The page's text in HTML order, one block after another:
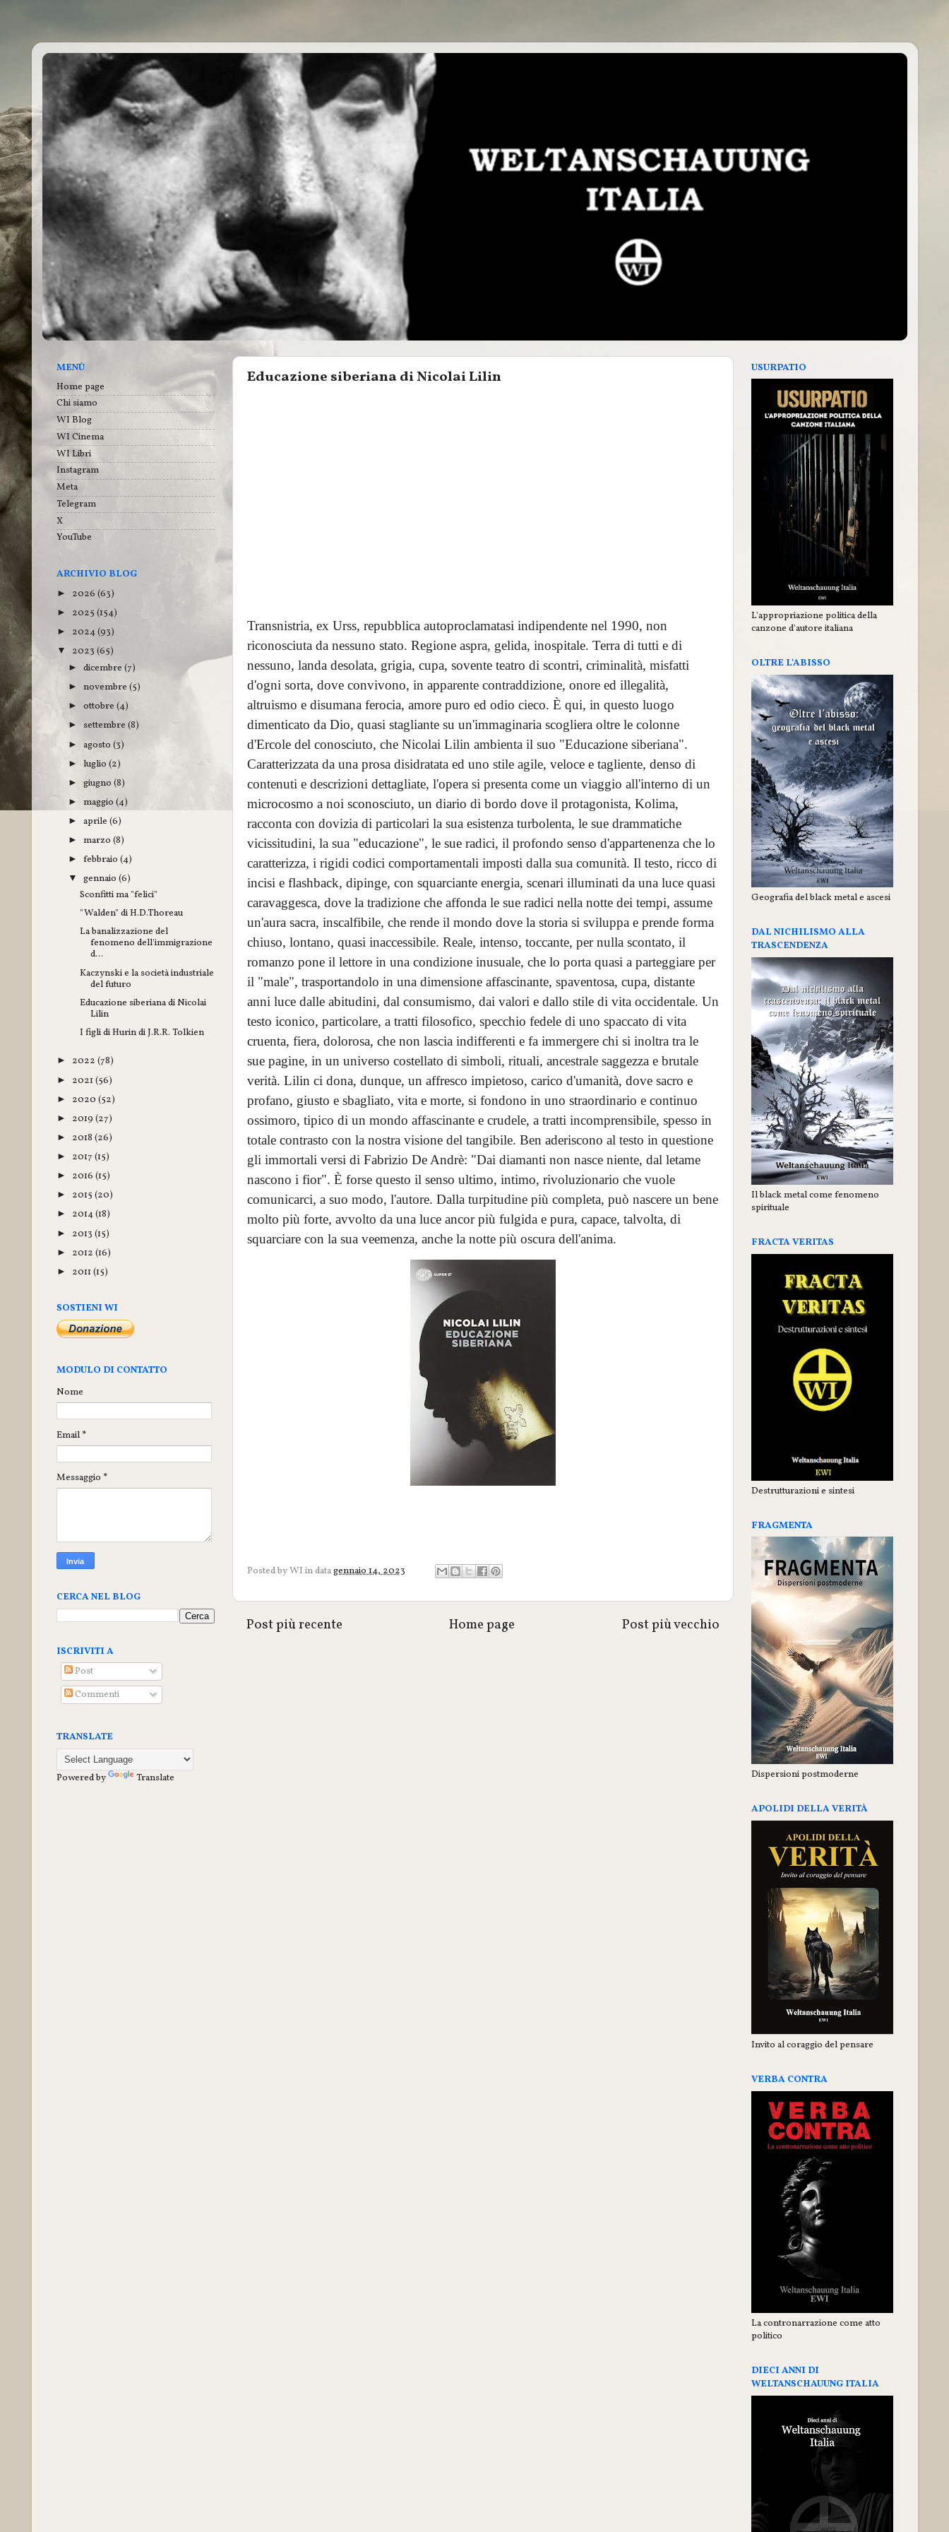
Educazione siberiana di Nicolai Lilin
Transnistria, ex Urss, repubblica autoproclamatasi indipendente nel 1990, non
riconosciuta da nessuno stato. Regione aspra, gelida, inospitale. Terra di tutti e di
nessuno, landa desolata, grigia, cupa, sovente teatro di scontri, criminalità, misfatti
d'ogni sorta, dove convivono, in apparente contraddizione, onore ed illegalità,
altruismo e disumana ferocia, amore puro ed odio cieco. È qui, in questo luogo
dimenticato da Dio, quasi stagliante su un'immaginaria scogliera oltre le colonne
d'Ercole del conosciuto, che Nicolai Lilin ambienta il suo "Educazione siberiana".
Caratterizzata da una prosa disidratata ed uno stile agile, veloce e tagliente, denso di
contenuti e descrizioni dettagliate, l'opera si presenta come un viaggio all'interno di un
microcosmo a noi sconosciuto, un diario di bordo dove il protagonista, Kolima,
racconta con dovizia di particolari la sua esistenza turbolenta, le sue drammatiche
vicissitudini, la sua "educazione", le sue radici, il profondo senso d'appartenenza che lo
caratterizza, i rigidi codici comportamentali imposti dalla sua comunità. Il testo, ricco di
incisi e flashback, dipinge, con squarciante energia, scenari illuminati da una luce quasi
caravaggesca, dove la tradizione che affonda le sue radici nella notte dei tempi, assume
un'aura sacra, inscalfibile, che rende il mondo dove la storia si sviluppa e prende forma
chiuso, lontano, quasi inaccessibile. Reale, intenso, toccante, per nulla scontato, il
romanzo pone il lettore in una condizione inusuale, che lo porta quasi a parteggiare per
il "male", trasportandolo in una dimensione affascinante, spaventosa, cupa, distante
anni luce dalle abitudini, dal consumismo, dai valori e dallo stile di vita occidentale. Un
testo iconico, particolare, a tratti filosofico, specchio fedele di uno spaccato di vita
cruenta, fiera, dolorosa, che non lascia indifferenti e fa immergere chi si inoltra tra le
sue pagine, in un universo costellato di simboli, rituali, ancestrale saggezza e brutale
verità. Lilin ci dona, dunque, un affresco impietoso, carico d'umanità, dove sacro e
profano, giusto e sbagliato, vita e morte, si fondono in uno straordinario e continuo
ossimoro, tipico di un mondo affascinante e crudele, a tratti incomprensibile, spesso in
totale contrasto con la nostra visione del tangibile. Ben aderiscono al testo in questione
gli immortali versi di Fabrizio De Andrè: "Dai diamanti non nasce niente, dal letame
nascono i fior". È forse questo il senso ultimo, intimo, rivoluzionario che vuole
comunicarci, a suo modo, l'autore. Dalla turpitudine più completa, può nascere un bene
molto più forte, avvolto da una luce ancor più fulgida e pura, capace, talvolta, di
squarciare con la sua veemenza, anche la notte più oscura dell'anima.
Posted byWI in datagennaio 14, 2023
Post più recente Post più vecchio
Home page
MENÙ
Home page
Chi siamo
WI Blog
WI Cinema
WI Libri
Instagram
Meta
Telegram
X
YouTube
ARCHIVIO BLOG
► 2026 (63)
► 2025 (154)
► 2024(93)
▼ 2023 (65)
► dicembre (7)
► novembre (5)
► ottobre (4)
► settembre (8)
► agosto (3)
► luglio (2)
► giugno (8)
► maggio (4)
► aprile (6)
► marzo (8)
► febbraio (4)
▼ gennaio (6)
Sconfitti ma "felici"
"Walden" di H.D.Thoreau
La banalizzazione del
fenomeno dell'immigrazione
d...
Kaczynski e la società industriale
del futuro
Educazione siberiana di Nicolai
Lilin
I figli di Hurin di J.R.R. Tolkien
► 2022 (78)
► 2021 (56)
► 2020 (52)
► 2019 (27)
► 2018 (26)
► 2017 (15)
► 2016 (15)
► 2015 (20)
► 2014(18)
► 2013 (15)
► 2012 (16)
► 2011 (15)
SOSTIENI WI
MODULO DI CONTATTO
Nome
Email *
Messaggio *
CERCA NEL BLOG
ISCRIVITI A
Post
Commenti
TRANSLATE
Powered by Translate
USURPATIO
L'appropriazione politica della
canzone d'autore italiana
OLTRE L'ABISSO
Geografia del black metal e ascesi
DAL NICHILISMO ALLA
TRASCENDENZA
Il black metal come fenomeno
spirituale
FRACTA VERITAS
Destrutturazioni e sintesi
FRAGMENTA
Dispersioni postmoderne
APOLIDI DELLA VERITÀ
Invito al coraggio del pensare
VERBA CONTRA
La contronarrazione come atto
politico
DIECI ANNI DI
WELTANSCHAUUNG ITALIA